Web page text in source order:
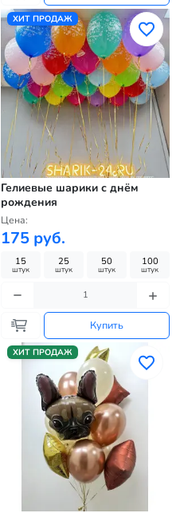
ХИТ ПРОДАЖ
Гелиевые шарики с днём
рождения
Цена:
175 руб.
15
штук
25
штук
50
штук
100
штук
Купить
ХИТ ПРОДАЖ